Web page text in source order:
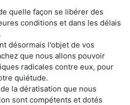
quelle façon se libérer des
conditions et dans les délais
désormais l'objet de vos
que nous allons pouvoir
radicales contre eux, pour
quiétude.
la dératisation que nous
sont compétents et dotés